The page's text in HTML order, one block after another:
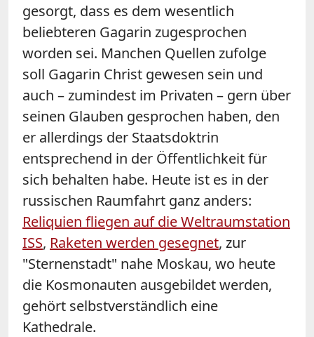
gesorgt, dass es dem wesentlich
beliebteren Gagarin zugesprochen
worden sei. Manchen Quellen zufolge
soll Gagarin Christ gewesen sein und
auch – zumindest im Privaten – gern über
seinen Glauben gesprochen haben, den
er allerdings der Staatsdoktrin
entsprechend in der Öffentlichkeit für
sich behalten habe. Heute ist es in der
russischen Raumfahrt ganz anders:
Reliquien fliegen auf die Weltraumstation
ISS, Raketen werden gesegnet, zur
"Sternenstadt" nahe Moskau, wo heute
die Kosmonauten ausgebildet werden,
gehört selbstverständlich eine
Kathedrale.